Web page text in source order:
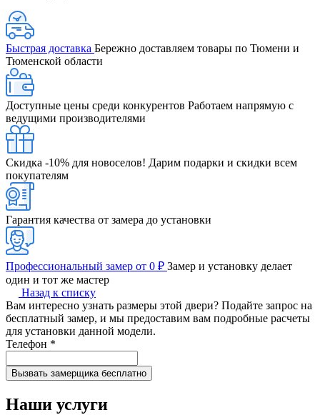
Быстрая доставка Бережно доставляем товары по Тюмени и
Тюменской области
Доступные цены среди конкурентов Работаем напрямую с
ведущими производителями
Скидка -10% для новоселов! Дарим подарки и скидки всем
покупателям
Гарантия качества от замера до установки
Профессиональный замер от 0 ₽ Замер и установку делает
один и тот же мастер
Назад к списку
Вам интересно узнать размеры этой двери? Подайте запрос на
бесплатный замер, и мы предоставим вам подробные расчеты
для установки данной модели.
Телефон *
Наши услуги